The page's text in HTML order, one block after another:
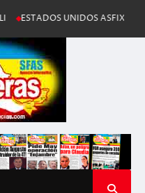
UNIDOS ASFIXIA A IRÁN;